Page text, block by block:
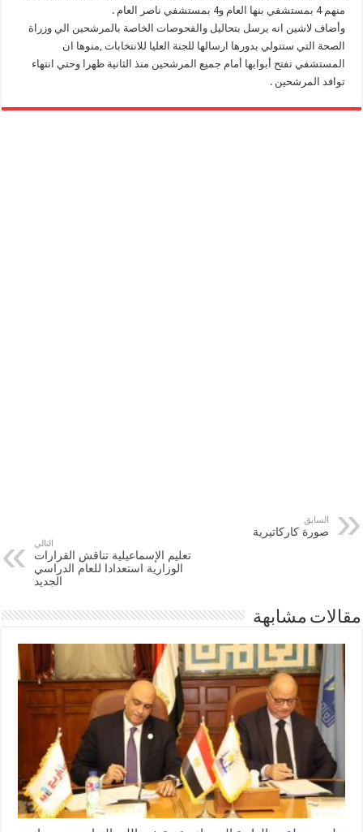
منهم 4 بمستشفي بنها العام و4 بمستشفي ناصر العام .
وأضاف لاشين انه يرسل بتحاليل والفحوصات الخاصة بالمرشحين الي وزراة
الصحة التي ستتولي بدورها ارسالها للجنة العليا للانتخابات ,منوها ان
المستشفي تفتح أبوابها أمام جميع المرشحين منذ الثانية ظهرا وحتي انتهاء
توافد المرشحين .
السابق
صورة كاركاتيرية
التالي
تعليم الإسماعيلية تناقش القرارات
الوزارية استعدادا للعام الدراسي
الجديد
مقالات مشابهة